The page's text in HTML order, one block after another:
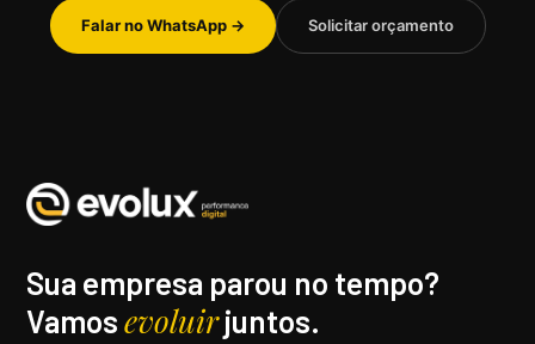
Falar no WhatsApp → Solicitar orçamento
Sua empresa parou no tempo?
Vamosevoluirjuntos.